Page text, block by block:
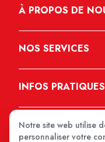
À PROPOS DE
NOS SERVICES
INFOS PRATIQUES
Notre site web utilise
personnaliser votre